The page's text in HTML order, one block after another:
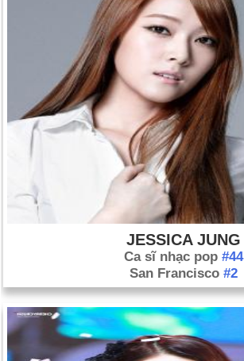
JESSICA JUNG
Ca sĩ nhạc pop #44
San Francisco #2